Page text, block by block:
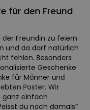
für den Freund
Freundin zu feiern
und da darf natürlich
fehlen. Besonders
Geschenke
für Männer und
Poster. Wir
ganz einfach
du noch damals“